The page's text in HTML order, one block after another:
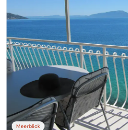
Meerblick